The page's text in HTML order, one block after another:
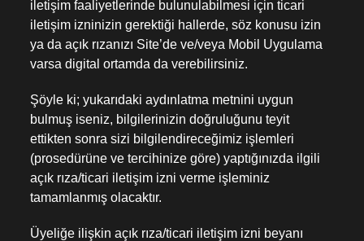
iletişim faaliyetlerinde bulunulabilmesi için ticari
iletişim izninizin gerektiği hallerde, söz konusu izin
ya da açık rızanızı Site’de ve/veya Mobil Uygulama
varsa digital ortamda da verebilirsiniz.
Şöyle ki; yukarıdaki aydınlatma metnini uygun
bulmuş iseniz, bilgilerinizin doğruluğunu teyit
ettikten sonra sizi bilgilendireceğimiz işlemleri
(prosedürüne ve tercihinize göre) yaptığınızda ilgili
açık rıza/ticari iletişim izni verme işleminiz
tamamlanmış olacaktır.
Üyeliğe ilişkin açık rıza/ticari iletişim izni beyanı